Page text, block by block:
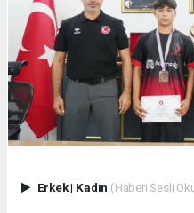
Erkek| Kadın (Haberi Sesli